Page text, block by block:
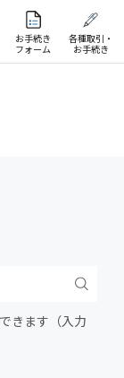
お手続き
フォーム
各種取引・
お手続き
きます（入力